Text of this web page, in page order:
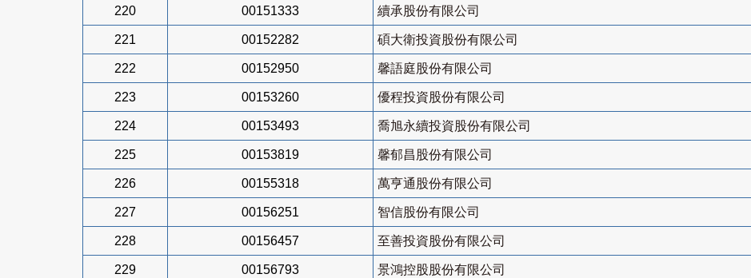
220 00151333 續承股份有限公司
221 00152282 碩大衛投資股份有限公司
222 00152950 馨語庭股份有限公司
223 00153260 優程投資股份有限公司
224 00153493 喬旭永續投資股份有限公司
225 00153819 馨郁昌股份有限公司
226 00155318 萬亨通股份有限公司
227 00156251 智信股份有限公司
228 00156457 至善投資股份有限公司
229 00156793 景鴻控股股份有限公司